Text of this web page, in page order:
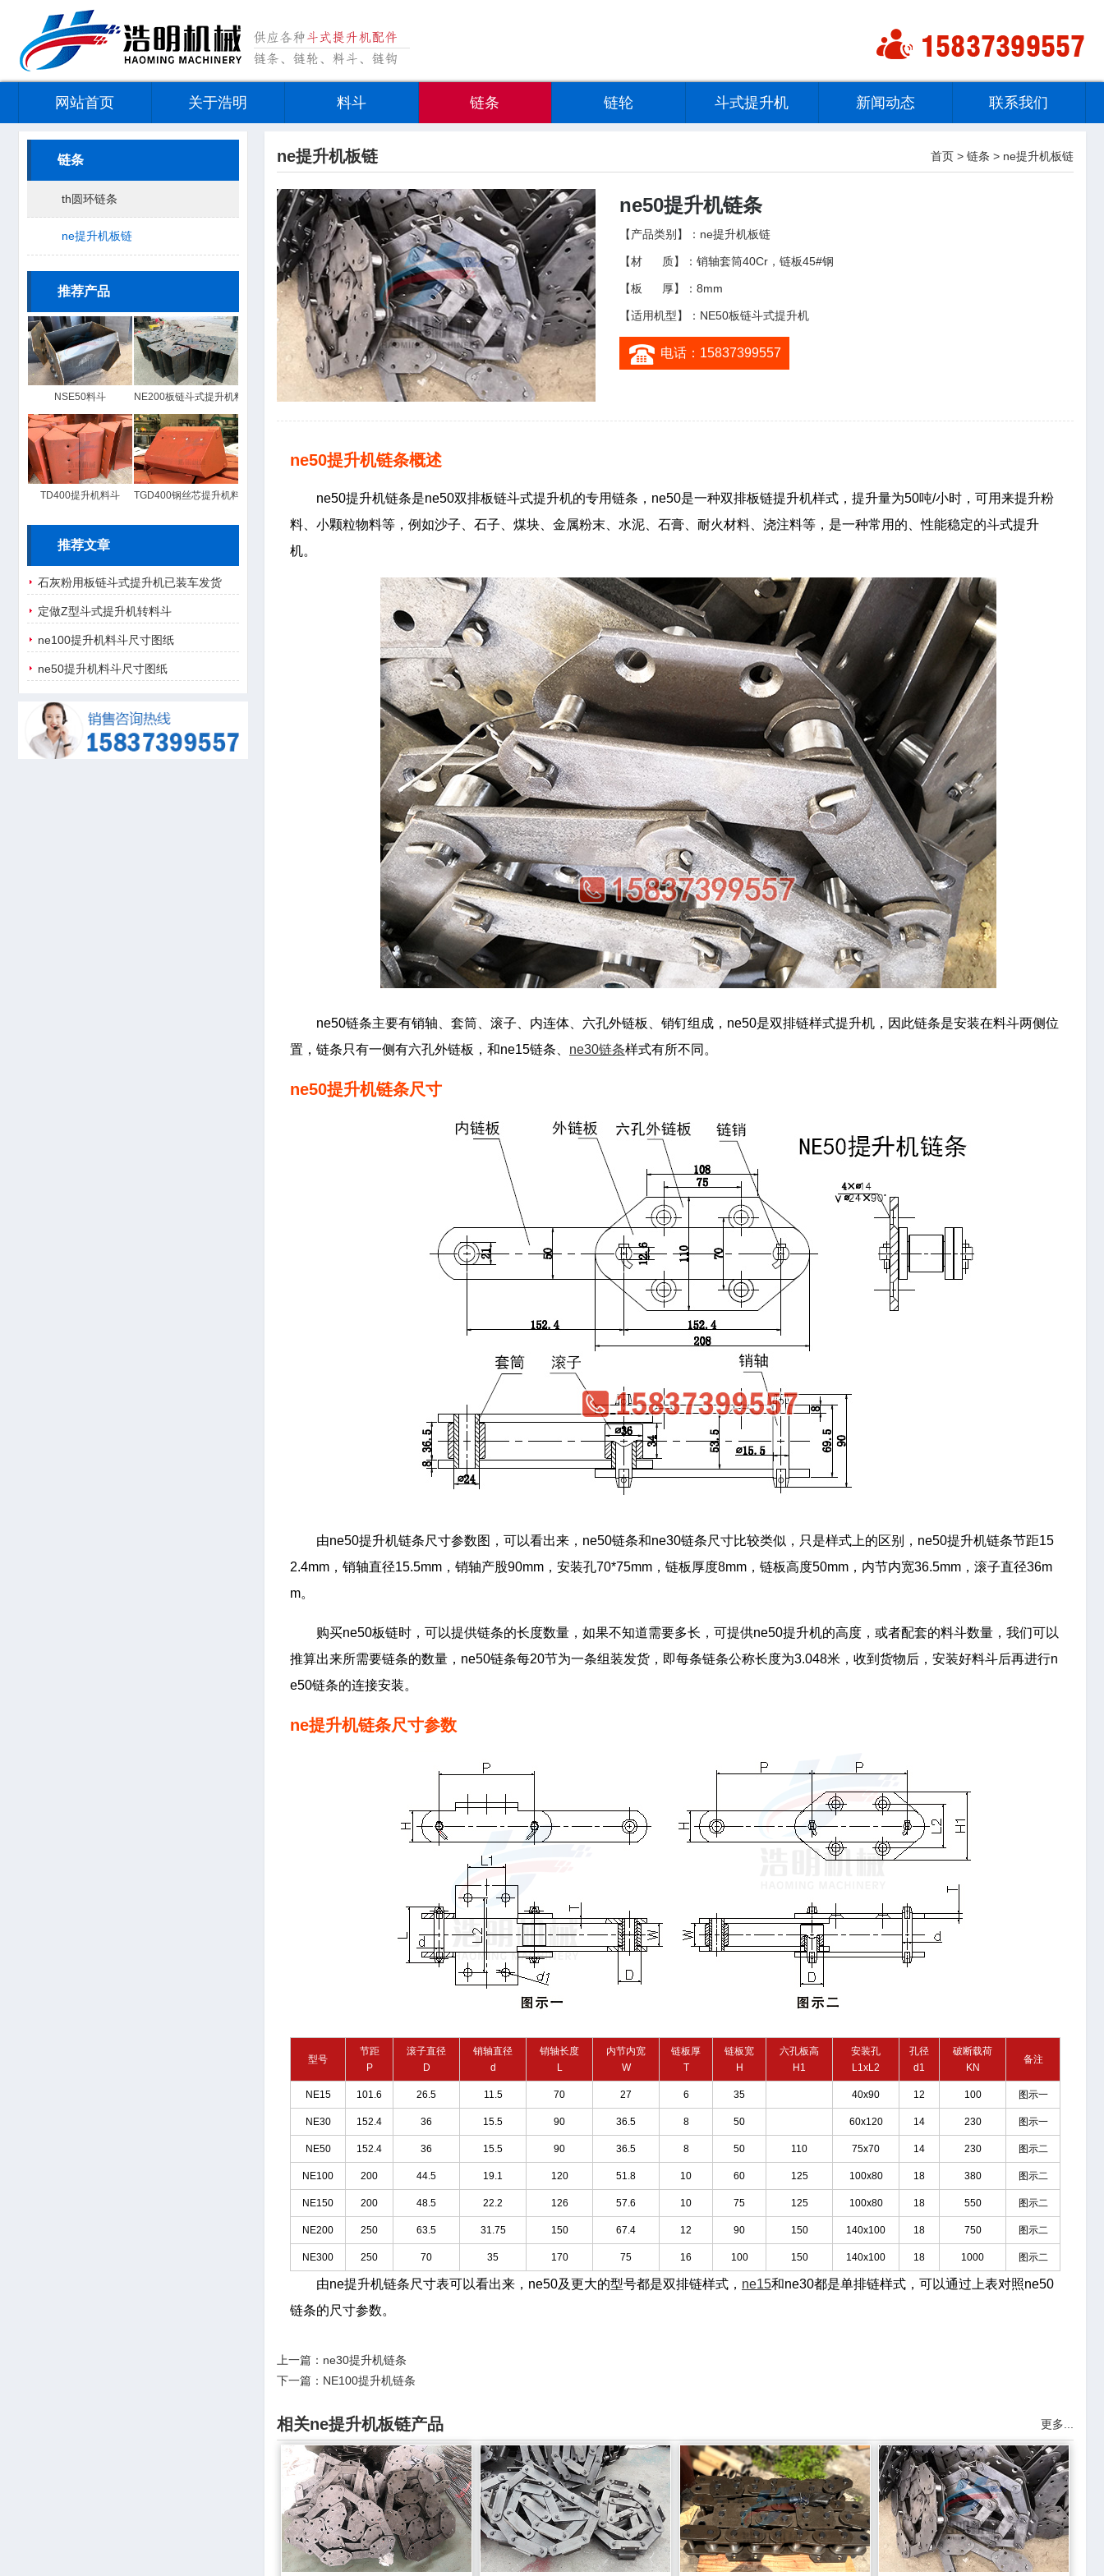
网站首页 关于浩明 料斗 链条 链轮 斗式提升机 新闻动态 联系我们
ne提升机板链 首页 > 链条 > ne提升机板链
ne50提升机链条
【产品类别】： ne提升机板链
【材 质】：销轴套筒40Cr，链板45#钢
【板 厚】：8mm
【适用机型】：NE50板链斗式提升机
电话：15837399557
ne50提升机链条概述
ne50提升机链条是ne50双排板链斗式提升机的专用链条，ne50是一种双排板链提升机样式，提升量为50吨/小时，可用来提升粉
料、小颗粒物料等，例如沙子、石子、煤块、金属粉末、水泥、石膏、耐火材料、浇注料等，是一种常用的、性能稳定的斗式提升
机。
ne50链条主要有销轴、套筒、滚子、内连体、六孔外链板、销钉组成，ne50是双排链样式提升机，因此链条是安装在料斗两侧位
置，链条只有一侧有六孔外链板，和ne15链条、 ne30链条样式有所不同。
ne50提升机链条尺寸
由ne50提升机链条尺寸参数图，可以看出来，ne50链条和ne30链条尺寸比较类似，只是样式上的区别，ne50提升机链条节距15
2.4mm，销轴直径15.5mm，销轴产股90mm，安装孔70*75mm，链板厚度8mm，链板高度50mm，内节内宽36.5mm，滚子直径36m
m。
购买ne50板链时，可以提供链条的长度数量，如果不知道需要多长，可提供ne50提升机的高度，或者配套的料斗数量，我们可以
推算出来所需要链条的数量，ne50链条每20节为一条组装发货，即每条链条公称长度为3.048米，收到货物后，安装好料斗后再进行n
e50链条的连接安装。
ne提升机链条尺寸参数
型号
节距
P
滚子直径
D
销轴直径
d
销轴长度
L
内节内宽
W
链板厚
T
链板宽
H
六孔板高
H1
安装孔
L1xL2
孔径
d1
破断载荷
KN
备注
NE15 101.6 26.5 11.5 70 27 6 35 40x90 12 100 图示一
NE30 152.4 36 15.5 90 36.5 8 50 60x120 14 230 图示一
NE50 152.4 36 15.5 90 36.5 8 50 110 75x70 14 230 图示二
NE100 200 44.5 19.1 120 51.8 10 60 125 100x80 18 380 图示二
NE150 200 48.5 22.2 126 57.6 10 75 125 100x80 18 550 图示二
NE200 250 63.5 31.75 150 67.4 12 90 150 140x100 18 750 图示二
NE300 250 70 35 170 75 16 100 150 140x100 18 1000 图示二
由ne提升机链条尺寸表可以看出来，ne50及更大的型号都是双排链样式， ne15和ne30都是单排链样式，可以通过上表对照ne50
链条的尺寸参数。
上一篇： ne30提升机链条
下一篇： NE100提升机链条
相关ne提升机板链产品 更多...
链条
th圆环链条
ne提升机板链
推荐产品
NSE50料斗 NE200板链斗式提升机料斗
TD400提升机料斗 TGD400钢丝芯提升机料斗
推荐文章
石灰粉用板链斗式提升机已装车发货
定做Z型斗式提升机转料斗
ne100提升机料斗尺寸图纸
ne50提升机料斗尺寸图纸